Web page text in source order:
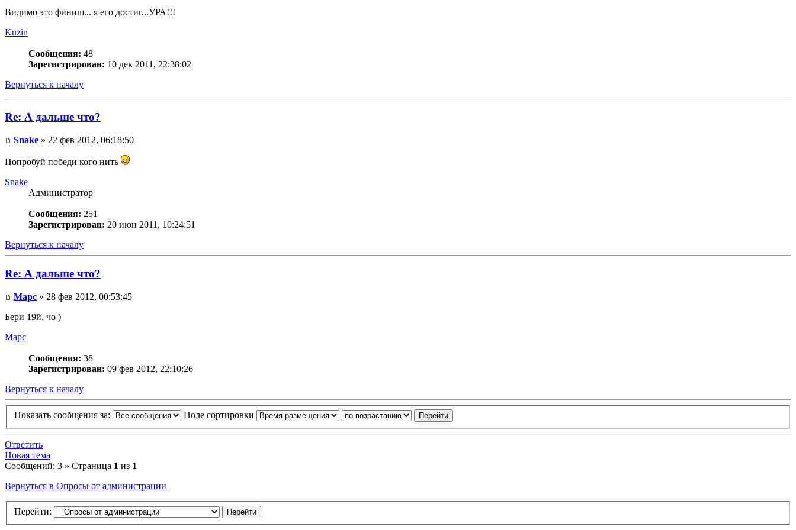
Видимо это финиш... я его достиг...УРА!!!
Kuzin
Сообщения: 48
Зарегистрирован: 10 дек 2011, 22:38:02
Вернуться к началу
Re: А дальше что?
Snake » 22 фев 2012, 06:18:50
Попробуй победи кого нить
Snake
Администратор
Сообщения: 251
Зарегистрирован: 20 июн 2011, 10:24:51
Вернуться к началу
Re: А дальше что?
Mapc » 28 фев 2012, 00:53:45
Бери 19й, чо )
Mapc
Сообщения: 38
Зарегистрирован: 09 фев 2012, 22:10:26
Вернуться к началу
Показать сообщения за: Поле сортировки
Ответить
Новая тема
Сообщений: 3 » Страница 1 из 1
Вернуться в Опросы от администрации
Перейти: